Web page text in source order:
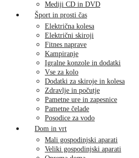
Mediji CD in DVD
Šport in prosti čas
Električna kolesa
Električni skiroji
Fitnes naprave
Kampiranje
Igralne konzole in dodatki
Vse za kolo
Dodatki za skiroje in kolesa
Zdravlje in počutje
Pametne ure in zapesnice
Pametne čelade
Posodice za vodo
Dom in vrt
Mali gospodinjski aparati
Veliki gospodinjski aparati